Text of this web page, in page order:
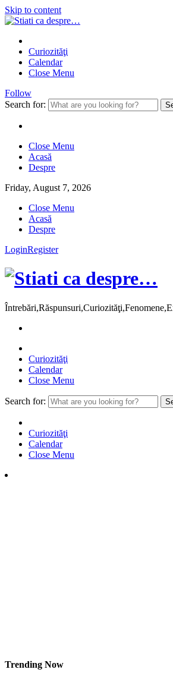
Skip to content
Curiozităţi
Calendar
Close Menu
Follow
Search for:
Close Menu
Acasă
Despre
Friday, August 7, 2026
Close Menu
Acasă
Despre
LoginRegister
Curiozităţi
Calendar
Close Menu
Search for:
Curiozităţi
Calendar
Close Menu
Trending Now